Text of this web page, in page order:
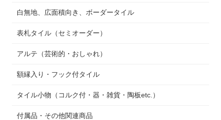
白無地、広面積向き、ボーダータイル
表札タイル（セミオーダー）
アルテ（芸術的・おしゃれ）
額縁入り・フック付タイル
タイル小物（コルク付・器・雑貨・陶板etc.）
付属品・その他関連商品